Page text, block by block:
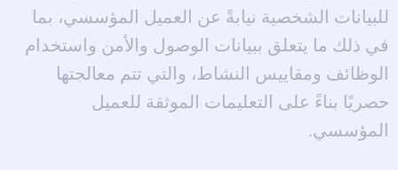
للبيانات الشخصية نيابةً عن العميل المؤسسي، بما
في ذلك ما يتعلق ببيانات الوصول والأمن واستخدام
الوظائف ومقاييس النشاط، والتي تتم معالجتها
حصريًا بناءً على التعليمات الموثقة للعميل
المؤسسي.